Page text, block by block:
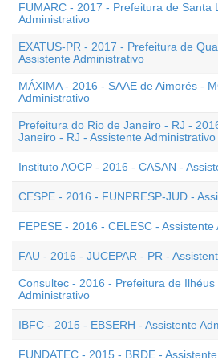
FUMARC - 2017 - Prefeitura de Santa
Administrativo
EXATUS-PR - 2017 - Prefeitura de
Assistente Administrativo
MÁXIMA - 2016 - SAAE de Aimorés -
Administrativo
Prefeitura do Rio de Janeiro - RJ -
Janeiro - RJ - Assistente Administrativo
Instituto AOCP - 2016 - CASAN -
CESPE - 2016 - FUNPRESP-JUD -
FEPESE - 2016 - CELESC - Assistente
FAU - 2016 - JUCEPAR - PR -
Consultec - 2016 - Prefeitura de Ilhéus
Administrativo
IBFC - 2015 - EBSERH - Assistente
FUNDATEC - 2015 - BRDE -